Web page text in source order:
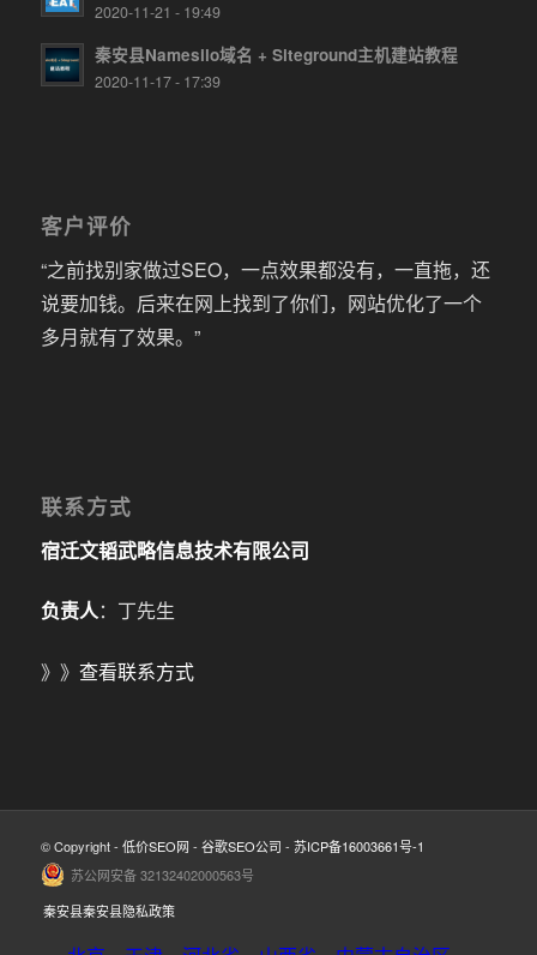
2020-11-21 - 19:49
秦安县Namesilo域名 + Siteground主机建站教程
2020-11-17 - 17:39
客户评价
“之前找别家做过SEO，一点效果都没有，一直拖，还
说要加钱。后来在网上找到了你们，网站优化了一个
多月就有了效果。”
联系方式
宿迁文韬武略信息技术有限公司
负责人：丁先生
》》 查看联系方式
© Copyright - 低价SEO网 - 谷歌SEO公司 - 苏ICP备16003661号-1
苏公网安备 32132402000563号
秦安县秦安县隐私政策